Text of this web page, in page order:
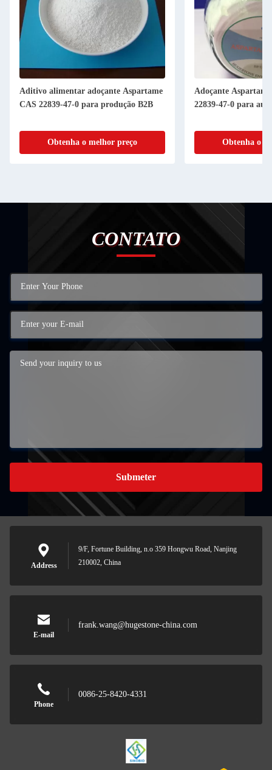
Aditivo alimentar adoçante Aspartame
CAS 22839-47-0 para produção B2B
Obtenha o melhor preço
Adoçante
22839-47-0 para
Obtenha o
CONTATO
Submeter
Address
9/F, Fortune Building, n.o 359 Hongwu Road, Nanjing
210002, China
E-mail
frank.wang@hugestone-china.com
Phone
0086-25-8420-4331